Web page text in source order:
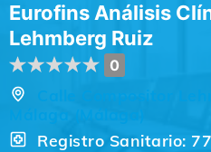
Eurofins Análisis
Lehmberg Ruiz
0
Registro Sanitario: